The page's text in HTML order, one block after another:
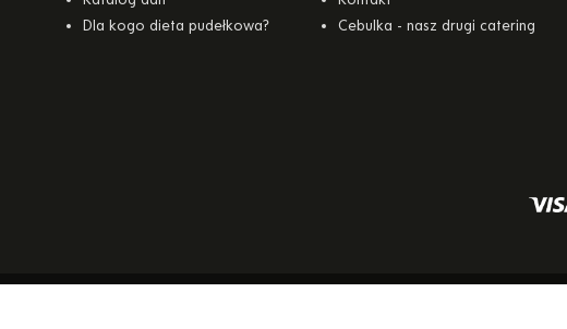
Dla kogo dieta pudełkowa?
Cebulka - nasz drugi catering